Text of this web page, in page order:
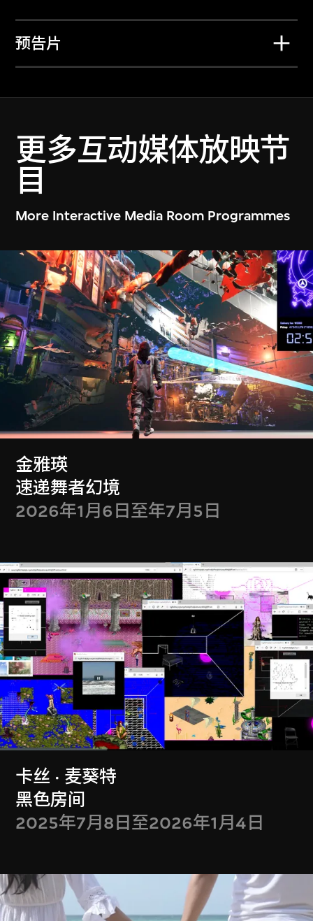
预告片
更多互动媒体放映节
目
More Interactive Media Room Programmes
金雅瑛
速递舞者幻境
2026年1月6日至年7月5日
卡丝 · 麦葵特
黑色房间
2025年7月8日至2026年1月4日
金雅瑛
速递舞者幻境
卡丝 · 麦葵特
黑色房间
2025年7月8日至2026年1月4日
朱力行
广东鸡尾歌
2025年1月7日至年
6月29日
波赫士 · 勒培
线迷宫
2024年11月12日至
2025年1月5日
运输集装箱
2024年7月23日至
蝙蝠是怎么样的？
阶段4